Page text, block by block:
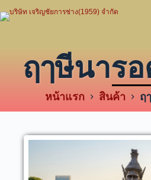
ฤๅษีนาร
หน้าแรก สินค้า ฤ